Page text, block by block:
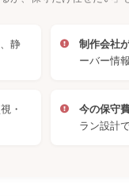
静
制作会社
ーバー情
・
今の保守
ラン設計